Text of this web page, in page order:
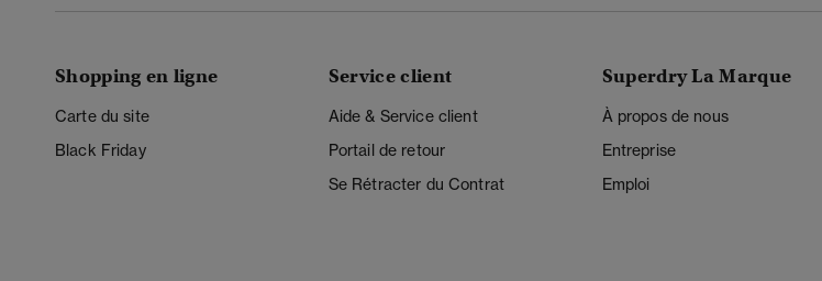
Shopping en ligne
Carte du site
Black Friday
Service client
Aide & Service client
Portail de retour
Se Rétracter du Contrat
Superdry La Marque
À propos de nous
Entreprise
Emploi